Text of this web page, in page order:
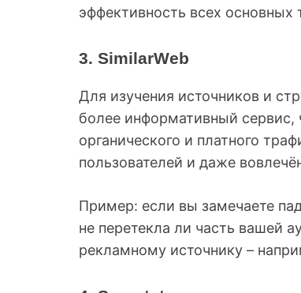
эффективность всех
3. SimilarWeb
Для изучения источников и
более информативный
органического и платного
пользователей и даже
Пример: если вы замечаете
не перетекла ли часть вашей
рекламному источнику –